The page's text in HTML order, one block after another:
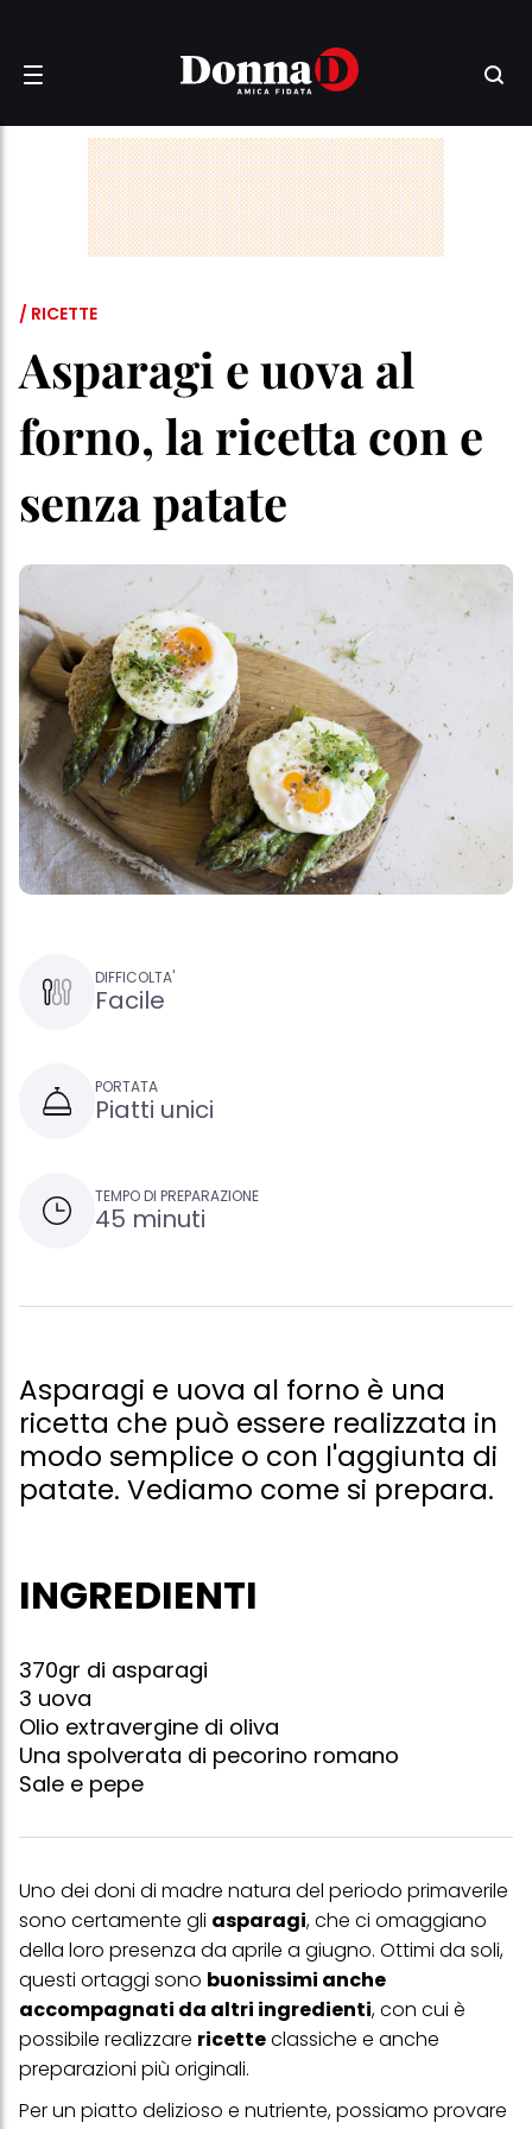
/ RICETTE
Asparagi e uova al
forno, la ricetta con e
senza patate
DIFFICOLTA'
Facile
PORTATA
Piatti unici
TEMPO DI PREPARAZIONE
45 minuti
Asparagi e uova al forno è una
ricetta che può essere realizzata in
modo semplice o con l'aggiunta di
patate. Vediamo come si prepara.
INGREDIENTI
370gr di asparagi
3 uova
Olio extravergine di oliva
Una spolverata di pecorino romano
Sale e pepe
Uno dei doni di madre natura del periodo primaverile
sono certamente gli asparagi, che ci omaggiano
della loro presenza da aprile a giugno. Ottimi da soli,
questi ortaggi sono buonissimi anche
accompagnati da altri ingredienti, con cui è
possibile realizzare ricetteclassiche e anche
preparazioni più originali.
Per un piatto delizioso e nutriente, possiamo provare